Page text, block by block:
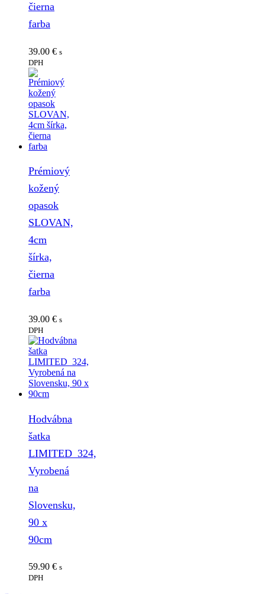
čierna
farba
39.00 € s
DPH
Prémiový
kožený
opasok
SLOVAN,
4cm
šírka,
čierna
farba
39.00 € s
DPH
Hodvábna
šatka
LIMITED_324,
Vyrobená
na
Slovensku,
90 x
90cm
59.90 € s
DPH